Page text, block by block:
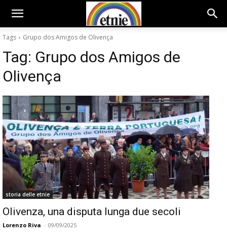
Tags Grupo dos Amigos de Olivença
Tag: Grupo dos Amigos de
Olivença
storia delle etnie
Olivenza, una disputa lunga due secoli
Lorenzo Riva - 09/09/2025